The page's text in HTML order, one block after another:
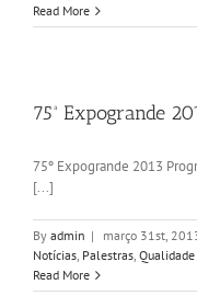
Read More
75ª Expogrande
75º Expogrande 2013
[...]
By admin | março 31st,
Notícias, Palestras, Qualidade
Read More